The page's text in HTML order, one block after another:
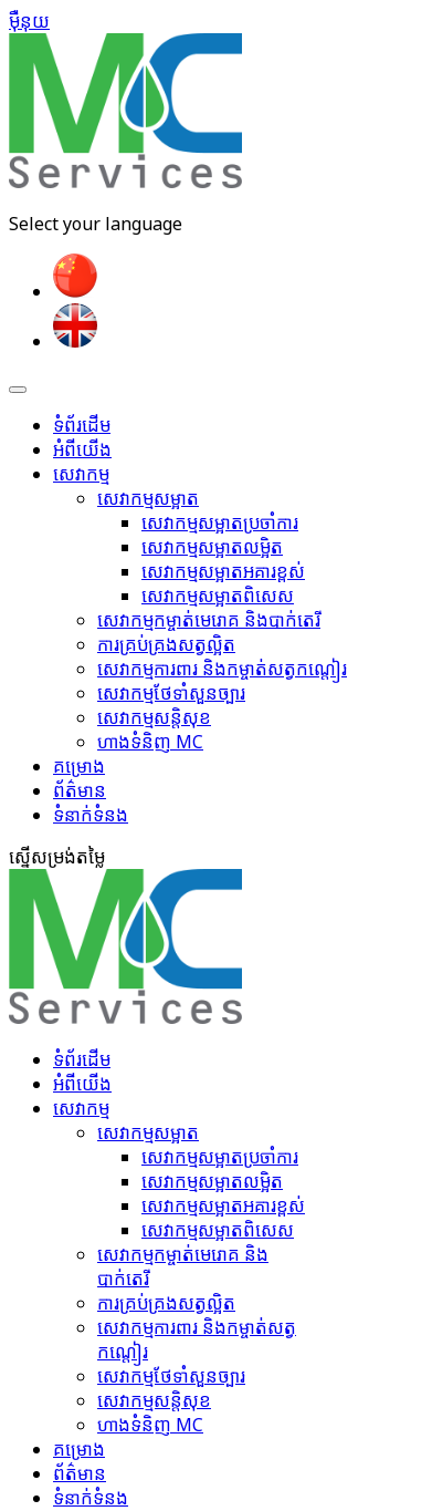
ម៉ឺនុយ​
Select your language
ទំព័រដើម
អំពីយើង
សេវាកម្ម
សេវាកម្មសម្អាត
សេវាកម្ម​សម្អាតប្រចាំការ
សេវាកម្ម​សម្អាត​លម្អិត
សេវាកម្ម​សម្អាត​អគារខ្ពស់
សេវាកម្ម​សម្អាត​ពិសេស
សេវាកម្ម​កម្ចាត់​មេរោគ និងបាក់តេរី
ការគ្រប់គ្រង​សត្វល្អិត​
សេវាកម្ម​ការពារ និងកម្ចាត់​សត្វកណ្តៀរ
សេវាកម្ម​ថែទាំ​សួនច្បារ
សេវាកម្ម​សន្តិសុខ
ហាង​ទំនិញ MC
គ​ម្រោ​ង
ព័ត៌មាន
ទំនាក់ទំនង
ស្នើ​សម្រង់​តម្លៃ
ទំព័រដើម
អំពីយើង
សេវាកម្ម
សេវាកម្មសម្អាត
សេវាកម្ម​សម្អាតប្រចាំការ
សេវាកម្ម​សម្អាត​លម្អិត
សេវាកម្ម​សម្អាត​អគារខ្ពស់
សេវាកម្ម​សម្អាត​ពិសេស
សេវាកម្ម​កម្ចាត់​មេរោគ និង
បាក់តេរី
ការគ្រប់គ្រង​សត្វល្អិត​
សេវាកម្ម​ការពារ និងកម្ចាត់​សត្វ
កណ្តៀរ
សេវាកម្ម​ថែទាំ​សួនច្បារ
សេវាកម្ម​សន្តិសុខ
ហាង​ទំនិញ MC
គ​ម្រោ​ង
ព័ត៌មាន
ទំនាក់ទំនង